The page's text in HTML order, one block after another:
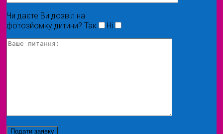
Чи даєте Ви дозвіл на
фотозйомку дитини? Так Ні